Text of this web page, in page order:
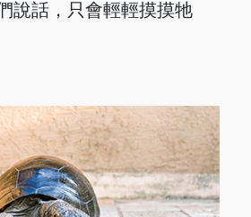
說話，只會輕輕摸摸牠